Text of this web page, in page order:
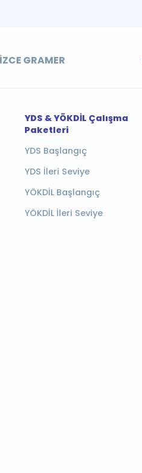
GRAMER
YDS & YÖKDİL Çalışma
Paketleri
YDS Başlangıç
YDS İleri Seviye
YÖKDİL Başlangıç
YÖKDİL İleri Seviye